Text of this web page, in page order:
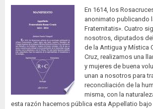
En 1614, los
anonimato publicando
Fraternitatis». Cuatro
nosotros, diputados
de la Antigua y Mística
Cruz, realizamos una
y mujeres de buena
unan a nosotros para
reconciliación de la
misma, con la
esta razón hacemos pública esta Appellatio